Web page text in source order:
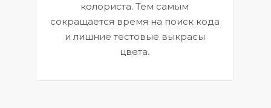
колориста. Тем самым
сокращается время на поиск кода
и лишние тестовые выкрасы
цвета.